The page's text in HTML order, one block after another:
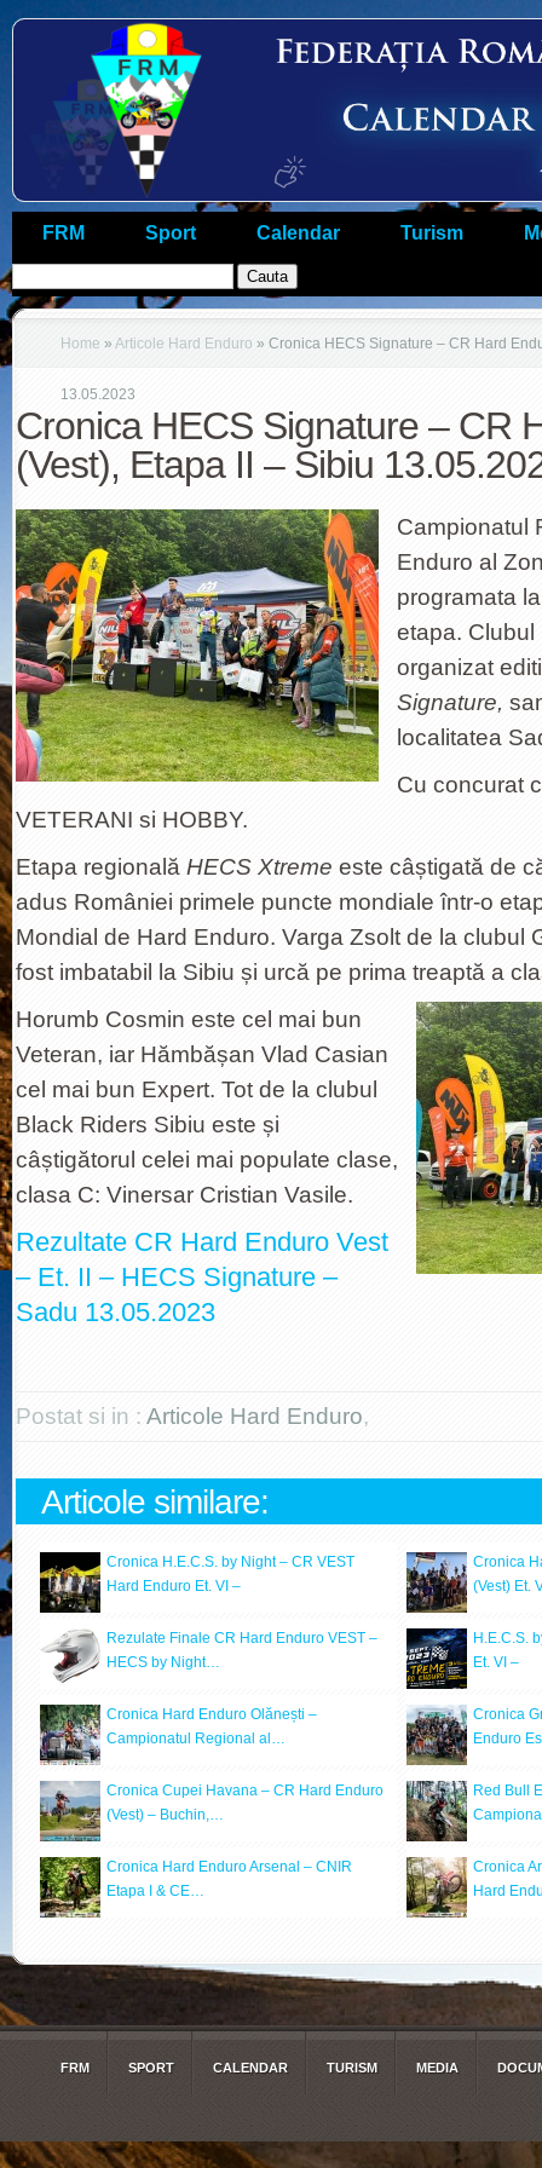
FRM Sport Calendar Turism
Home » Articole Hard Enduro » Cronica HECS Signature – CR Hard
13.05.2023
Cronica HECS Signature – CR
(Vest), Etapa II – Sibiu
Campionatul
Enduro al
programata
etapa.
organizat
Signature,
localitatea
Cu concurat
VETERANI si HOBBY.
Etapa regională HECS Xtreme este câștigată de
adus României primele puncte mondiale într-o
Mondial de Hard Enduro. Varga Zsolt de la clubul
fost imbatabil la Sibiu și urcă pe prima treaptă a
Horumb Cosmin este cel mai bun
Veteran, iar Hămbășan Vlad Casian
cel mai bun Expert. Tot de la clubul
Black Riders Sibiu este și
câștigătorul celei mai populate clase,
clasa C: Vinersar Cristian Vasile.
Rezultate CR Hard Enduro Vest
– Et. II – HECS Signature –
Sadu 13.05.2023
Postat si in : Articole Hard Enduro,
Articole similare:
Cronica H.E.C.S. by Night – CR VEST
Hard Enduro Et. VI –
Cronica
(Vest) Et.
Rezulate Finale CR Hard Enduro VEST –
HECS by Night…
H.E.C.S.
Et. VI –
Cronica Hard Enduro Olănești –
Campionatul Regional al…
Cronica
Enduro
Cronica Cupei Havana – CR Hard Enduro
(Vest) – Buchin,…
Red Bull
Cronica Hard Enduro Arsenal – CNIR
Etapa I & CE…
Cronica
Hard
FRM SPORT CALENDAR TURISM MEDIA